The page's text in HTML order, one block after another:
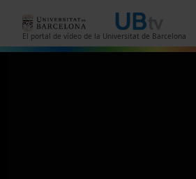
El portal de vídeo de la Universitat de Barcelona